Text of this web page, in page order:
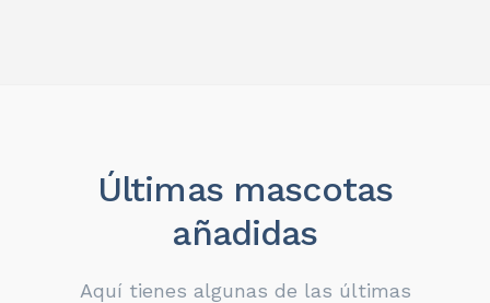
Últimas mascotas
añadidas
Aquí tienes algunas de las últimas